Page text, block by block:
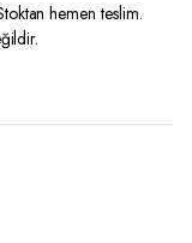
hemen teslim.